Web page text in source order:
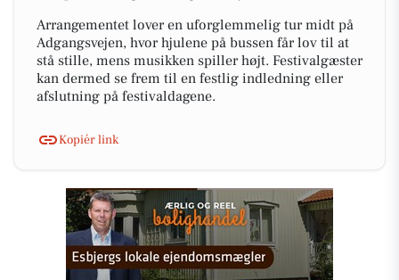
Arrangementet lover en uforglemmelig tur midt på
Adgangsvejen, hvor hjulene på bussen får lov til at
stå stille, mens musikken spiller højt. Festivalgæster
kan dermed se frem til en festlig indledning eller
afslutning på festivaldagene.
Kopiér link